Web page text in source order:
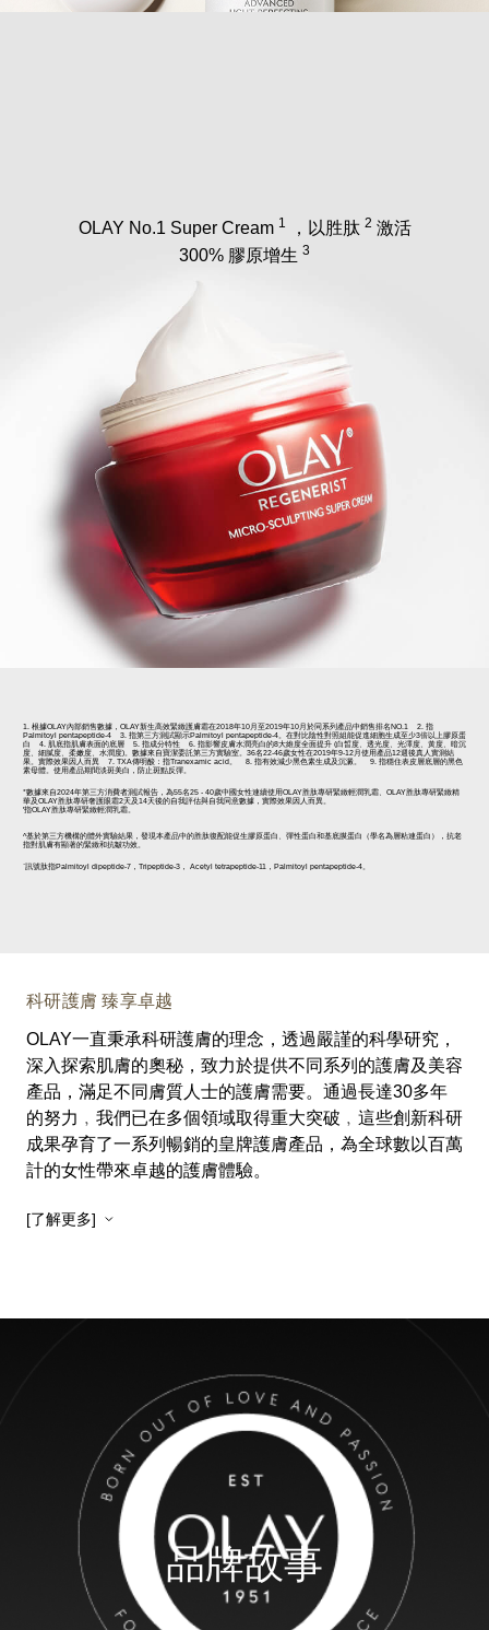
OLAY No.1 Super Cream 1 ，以胜肽 2 激活
300% 膠原增生 3
1. 根據OLAY內部銷售數據，OLAY新生高效緊緻護膚霜在2018年10月至2019年10月於同系列產品中銷售排名NO.1 2. 指
Palmitoyl pentapeptide-4 3. 指第三方測試顯示Palmitoyl pentapeptide-4。在對比陰性對照組能促進細胞生成至少3倍以上膠原蛋
白 4. 肌底指肌膚表面的底層 5. 指成分特性 6. 指影響皮膚水潤亮白的8大維度全面提升 (白晳度、透光度、光澤度、黃度、暗沉
度、細膩度、柔嫩度、水潤度)。數據來自寶潔委託第三方實驗室。36名22-46歲女性在2019年9-12月使用產品12週後真人實測結
果。實際效果因人而異 7. TXA傳明酸：指Tranexamic acid。 8. 指有效減少黑色素生成及沉澱。 9. 指穩住表皮層底層的黑色
素母體。使用產品期間淡斑美白，防止斑點反彈。
*數據來自2024年第三方消費者測試報告，為55名25 - 40歲中國女性連續使用OLAY胜肽專研緊緻輕潤乳霜、OLAY胜肽專研緊緻精
華及OLAY胜肽專研奢護眼霜2天及14天後的自我評估與自我同意數據，實際效果因人而異。
'指OLAY胜肽專研緊緻輕潤乳霜。
^基於第三方機構的體外實驗結果，發現本產品中的胜肽復配能促生膠原蛋白、彈性蛋白和基底膜蛋白（學名為層粘連蛋白），抗老
指對肌膚有顯著的緊緻和抗皺功效。
`訊號肽指Palmitoyl dipeptide-7，Tripeptide-3， Acetyl tetrapeptide-11，Palmitoyl pentapeptide-4。
科研護膚 臻享卓越
OLAY一直秉承科研護膚的理念，透過嚴謹的科學研究，
深入探索肌膚的奧秘，致力於提供不同系列的護膚及美容
產品，滿足不同膚質人士的護膚需要。通過長達30多年
的努力﹐我們已在多個領域取得重大突破﹐這些創新科研
成果孕育了一系列暢銷的皇牌護膚產品，為全球數以百萬
計的女性帶來卓越的護膚體驗。
[了解更多]
品牌故事